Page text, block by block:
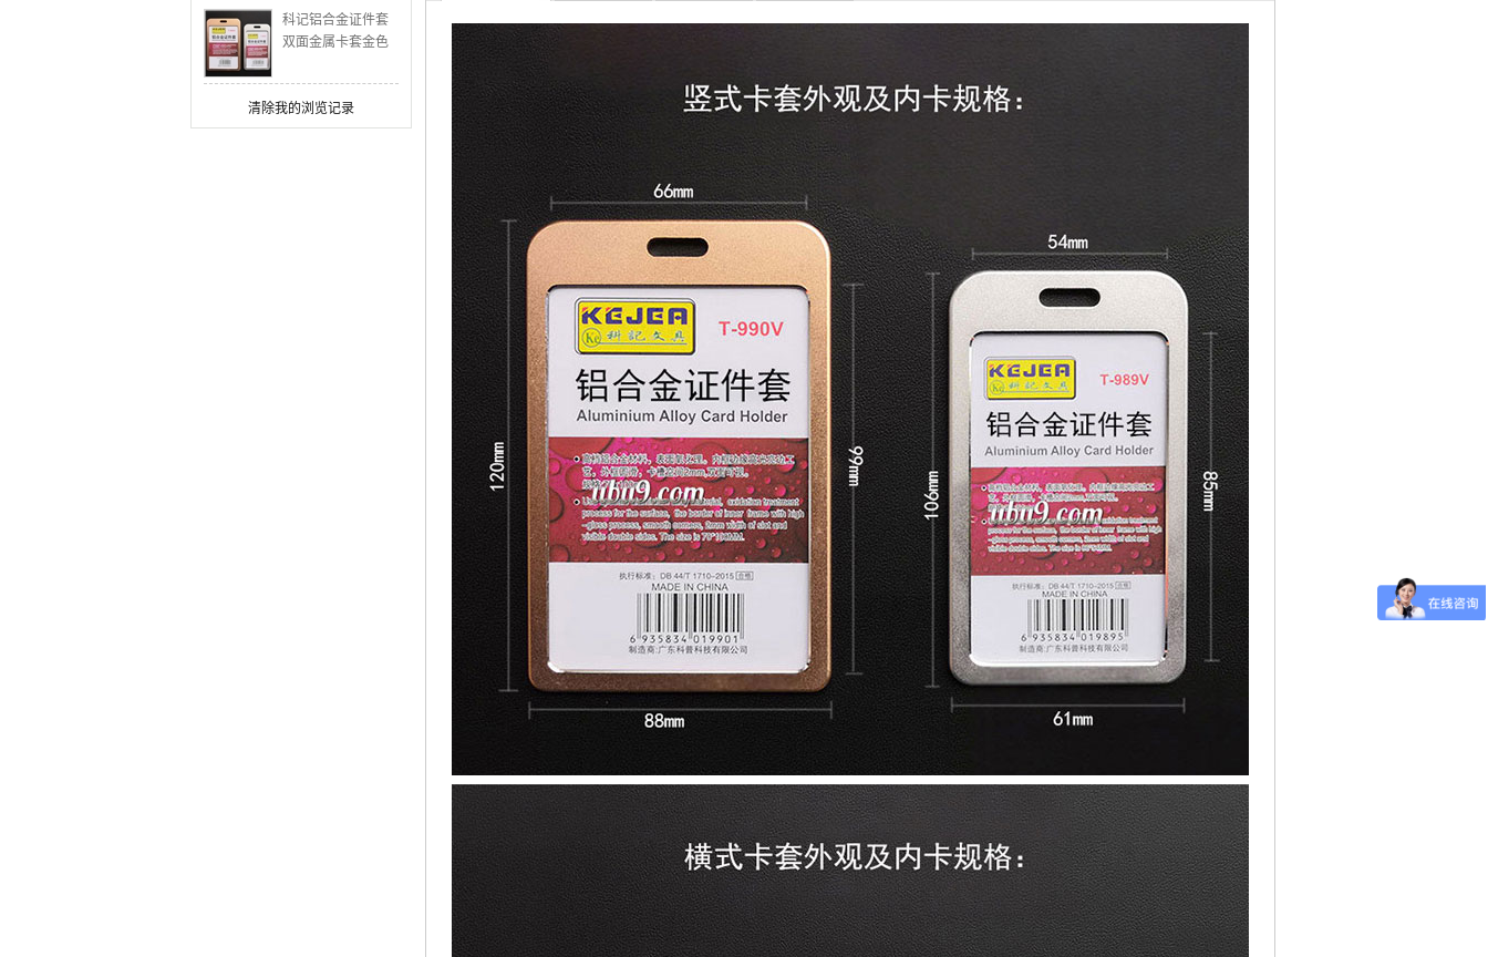
科记铝合金证件套
双面金属卡套金色
清除我的浏览记录